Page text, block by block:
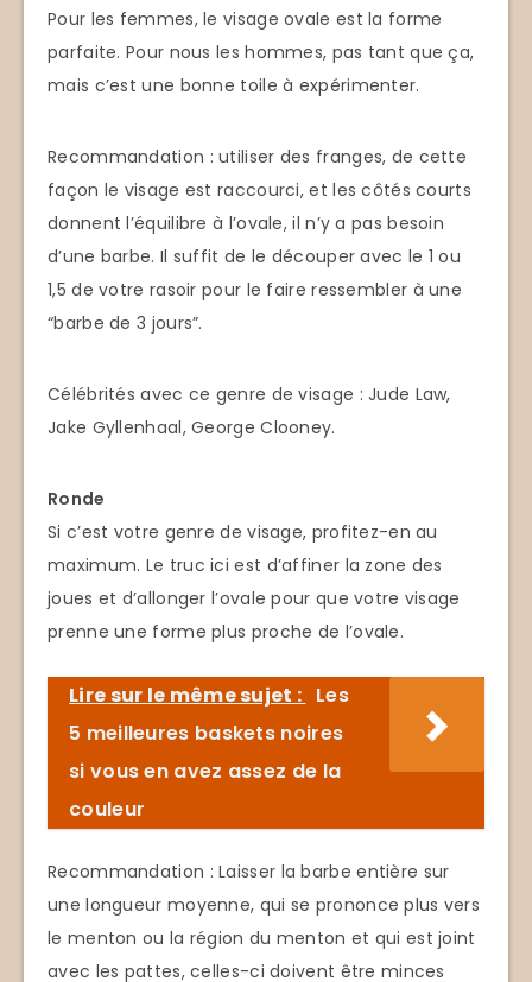
Pour les femmes, le visage ovale est la forme
parfaite. Pour nous les hommes, pas tant que ça,
mais c’est une bonne toile à expérimenter.
Recommandation : utiliser des franges, de cette
façon le visage est raccourci, et les côtés courts
donnent l’équilibre à l’ovale, il n’y a pas besoin
d’une barbe. Il suffit de le découper avec le 1 ou
1,5 de votre rasoir pour le faire ressembler à une
“barbe de 3 jours”.
Célébrités avec ce genre de visage : Jude Law,
Jake Gyllenhaal, George Clooney.
Ronde
Si c’est votre genre de visage, profitez-en au
maximum. Le truc ici est d’affiner la zone des
joues et d’allonger l’ovale pour que votre visage
prenne une forme plus proche de l’ovale.
Lire sur le même sujet : Les
5 meilleures baskets noires
si vous en avez assez de la
couleur
Recommandation : Laisser la barbe entière sur
une longueur moyenne, qui se prononce plus vers
le menton ou la région du menton et qui est joint
avec les pattes, celles-ci doivent être minces